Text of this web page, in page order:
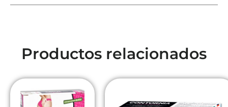
Productos relacionados